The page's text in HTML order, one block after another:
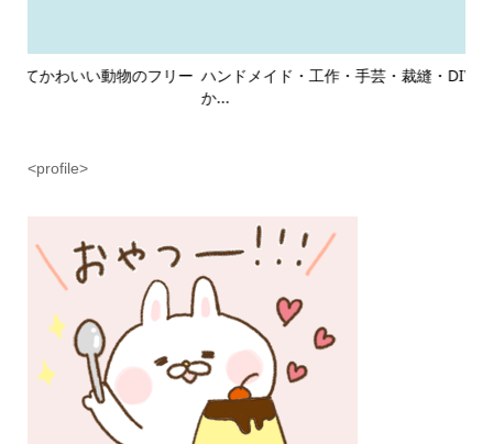
ハンドメイド・工作・手芸・裁縫・DIY・図工をするゆるくて
<profile>